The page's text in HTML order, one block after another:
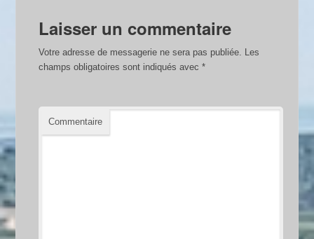
Laisser un commentaire
Votre adresse de messagerie ne sera pas publiée. Les
champs obligatoires sont indiqués avec*
Commentaire